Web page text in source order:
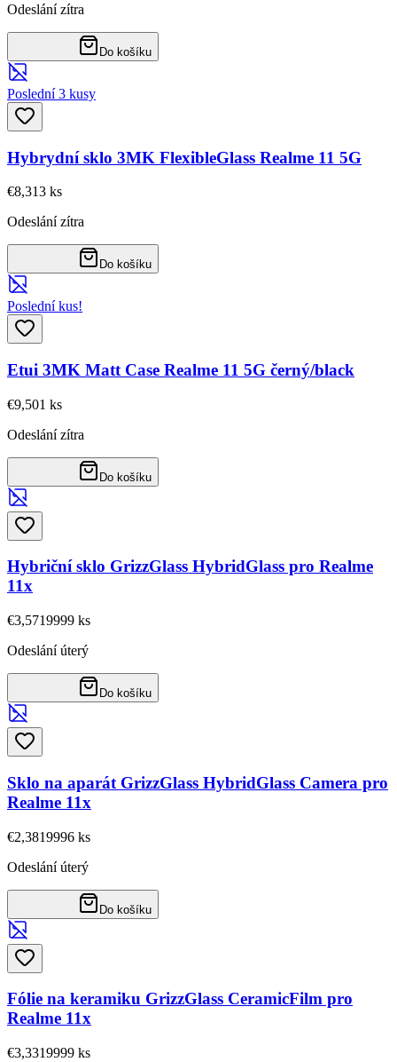
Odeslání zítra
Do košíku
Poslední 3 kusy
Hybrydní sklo 3MK FlexibleGlass Realme 11 5G
€8,313 ks
Odeslání zítra
Do košíku
Poslední kus!
Etui 3MK Matt Case Realme 11 5G černý/black
€9,501 ks
Odeslání zítra
Do košíku
Hybriční sklo GrizzGlass HybridGlass pro Realme
11x
€3,5719999 ks
Odeslání úterý
Do košíku
Sklo na aparát GrizzGlass HybridGlass Camera pro
Realme 11x
€2,3819996 ks
Odeslání úterý
Do košíku
Fólie na keramiku GrizzGlass CeramicFilm pro
Realme 11x
€3,3319999 ks